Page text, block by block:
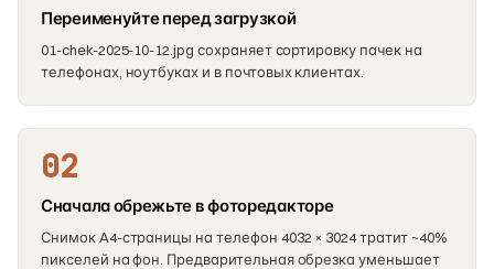
Переименуйте перед загрузкой
01-chek-2025-10-12.jpg сохраняет сортировку пачек на
телефонах, ноутбуках и в почтовых клиентах.
02
Сначала обрежьте в фоторедакторе
Снимок A4-страницы на телефон 4032 × 3024 тратит ~40%
пикселей на фон. Предварительная обрезка уменьшает